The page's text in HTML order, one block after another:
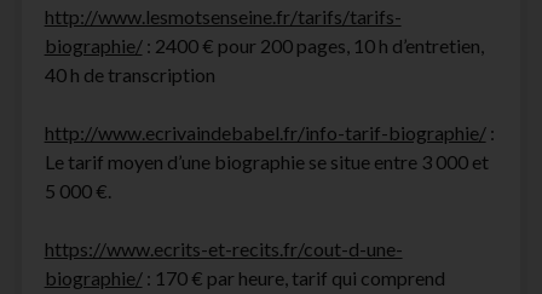
http://www.lesmotsenseine.fr/tarifs/tarifs-
biographie/: 2400 € pour 200 pages, 10 h d’entretien,
40 h de transcription
http://www.ecrivaindebabel.fr/info-tarif-biographie/:
Le tarif moyen d’une biographie se situe entre 3 000 et
5 000 €.
https://www.ecrits-et-recits.fr/cout-d-une-
biographie/: 170 € par heure, tarif qui comprend